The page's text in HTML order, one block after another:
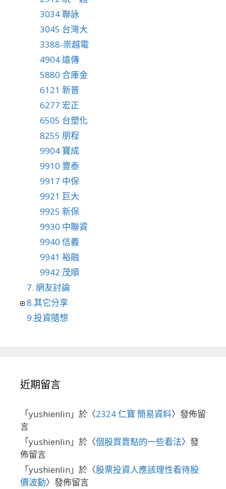
3034 聯詠
3045 台灣大
3388-崇越電
4904 遠傳
5880 合庫金
6121 新普
6277 宏正
6505 台塑化
8255 朋程
9904 寶成
9910 豐泰
9917 中保
9921 巨大
9925 新保
9930 中聯資
9940 信義
9941 裕融
9942 茂順
7. 網友討論
8.其它分享
9.投資隨想
近期留言
「yushienlin 」於〈2324 仁寶 簡易資料〉發佈留
言
「yushienlin 」於〈個股買賣點的一些看法〉發
佈留言
「yushienlin 」於〈股票投資人應該理性看待股
價波動〉發佈留言